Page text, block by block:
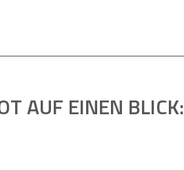
AUF EINEN BLICK: